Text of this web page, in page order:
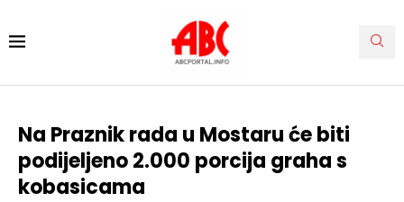
Na Praznik rada u Mostaru će biti
podijeljeno 2.000 porcija graha s
kobasicama